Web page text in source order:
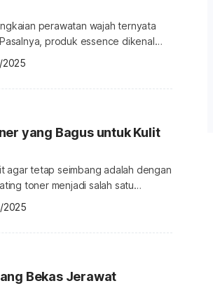
perawatan wajah ternyata
produk essence dikenal
kulit sehingga dapat
yang akan dipakai selanjutnya.
yang bagus? Cara kami
yang Bagus untuk Kulit
agar tetap seimbang adalah dengan
toner menjadi salah satu
kesehatan kulit jangka
jenis kulit kering, tapi juga jenis
kami memilih hydrating toner yang
Bekas Jerawat